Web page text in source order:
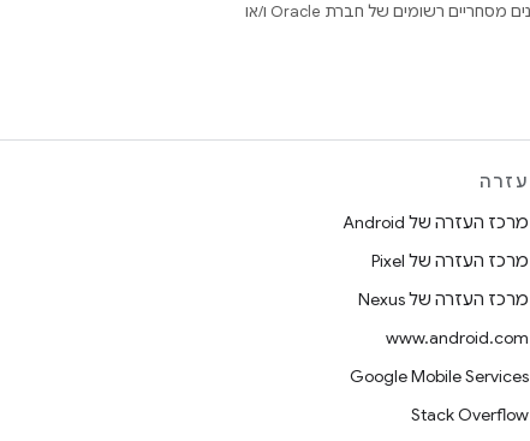
.‏ Java ו-OpenJDK הם סימנים מסחריים או סימנים מסחריים רשומים של חברת Oracle ו/או
עזרה
מרכז העזרה של Android
מרכז העזרה של Pixel
מרכז העזרה של Nexus
www.android.com
Google Mobile Services
Stack Overflow